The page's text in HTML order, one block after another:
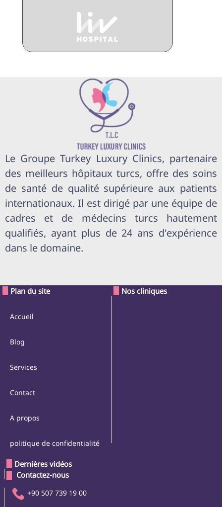
Le Groupe Turkey Luxury Clinics, partenaire
des meilleurs hôpitaux turcs, offre des soins
de santé de qualité supérieure aux patients
internationaux. Il est dirigé par une équipe de
cadres et de médecins turcs hautement
qualifiés, ayant plus de 24 ans d'expérience
dans le domaine.
Plan du site
Accueil
Blog
Services
Contact
A propos
politique de confidentialité
Nos cliniques
Dernières vidéos
Contactez-nous
+90 507 739 19 00